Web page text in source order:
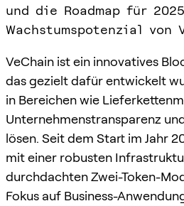
und die Roadmap für
Wachstumspotenzial von
VeChain ist ein innovatives
das gezielt dafür entwickelt
in Bereichen wie
Unternehmens­transparenz
lösen. Seit dem Start im Jahr
mit einer robusten
durchdachten Zwei-Token-
Fokus auf Business-